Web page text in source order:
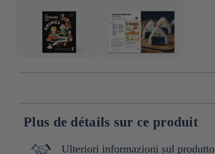
Plus de détails sur ce produit
Ulteriori informazioni sul